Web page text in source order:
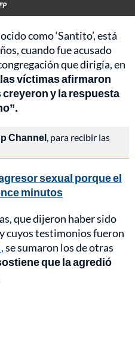
como ‘Santito’, está
cuando fue acusado
que dirigía, en
las víctimas afirmaron
y la respuesta
Channel, para recibir las
sexual porque el
minutos
que dijeron haber sido
cuyos testimonios fueron
se sumaron los de otras
que la agredió